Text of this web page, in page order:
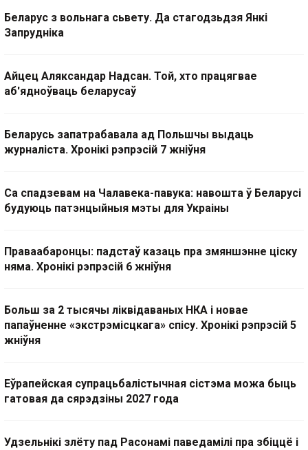
Беларус з вольнага сьвету. Да стагодзьдзя Янкі
Запрудніка
Айцец Аляксандар Надсан. Той, хто працягвае
аб'ядноўваць беларусаў
Беларусь запатрабавала ад Польшчы выдаць
журналіста. Хронікі рэпрэсій 7 жніўня
Са спадзевам на Чалавека-павука: навошта ў Беларусі
будуюць патэнцыйныя мэты для Украіны
Праваабаронцы: падстаў казаць пра змяншэнне ціску
няма. Хронікі рэпрэсій 6 жніўня
Больш за 2 тысячы ліквідаваных НКА і новае
папаўненне «экстрэмісцкага» спісу. Хронікі рэпрэсій 5
жніўня
Еўрапейская супрацьбалістычная сістэма можа быць
гатовая да сярэдзіны 2027 года
Удзельнікі злёту пад Расонамі паведамілі пра збіццё і